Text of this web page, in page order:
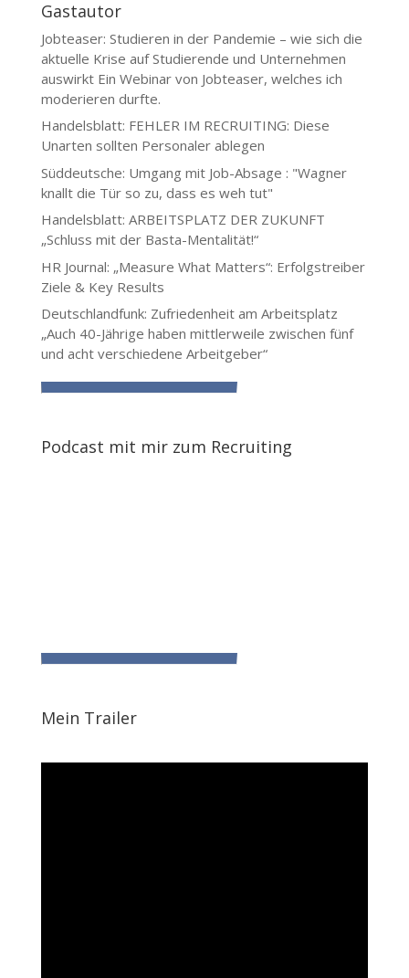
Gastautor
Jobteaser: Studieren in der Pandemie – wie sich die
aktuelle Krise auf Studierende und Unternehmen
auswirktEin Webinar von Jobteaser, welches ich
moderieren durfte.
Handelsblatt: FEHLER IM RECRUITING: Diese
Unarten sollten Personaler ablegen
Süddeutsche: Umgang mit Job-Absage : "Wagner
knallt die Tür so zu, dass es weh tut"
Handelsblatt: ARBEITSPLATZ DER ZUKUNFT
„Schluss mit der Basta-Mentalität!“
HR Journal: „Measure What Matters“: Erfolgstreiber
Ziele & Key Results
Deutschlandfunk: Zufriedenheit am Arbeitsplatz
„Auch 40-Jährige haben mittlerweile zwischen fünf
und acht verschiedene Arbeitgeber“
Podcast mit mir zum Recruiting
Mein Trailer